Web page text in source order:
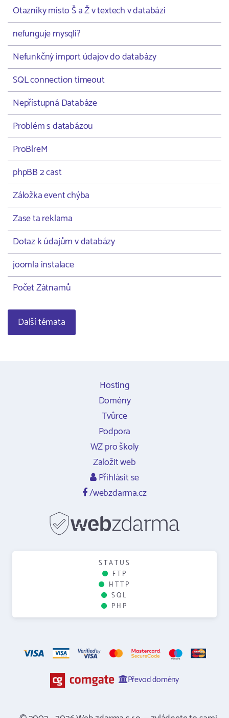
Otazníky místo Š a Ž v textech v databázi
nefunguje mysqli?
Nefunkčný import údajov do databázy
SQL connection timeout
Nepřístupná Databáze
Problém s databázou
ProBlreM
phpBB 2 cast
Záložka event chýba
Zase ta reklama
Dotaz k údajům v databázy
joomla instalace
Počet Zátnamů
Další témata
Hosting
Domény
Tvůrce
Podpora
WZ pro školy
Založit web
Přihlásit se
/webzdarma.cz
STATUS
FTP
HTTP
SQL
PHP
Převod domény